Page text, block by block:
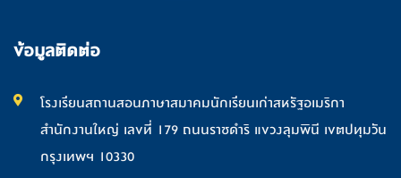
ข้อมูลติดต่อ
โรงเรียนสถานสอนภาษาสมาคมนักเรียนเก่าสหรัฐอเมริกา
สำนักงานใหญ่ เลขที่ 179 ถนนราชดำริ แขวงลุมพินี เขตปทุมวัน
กรุงเทพฯ 10330